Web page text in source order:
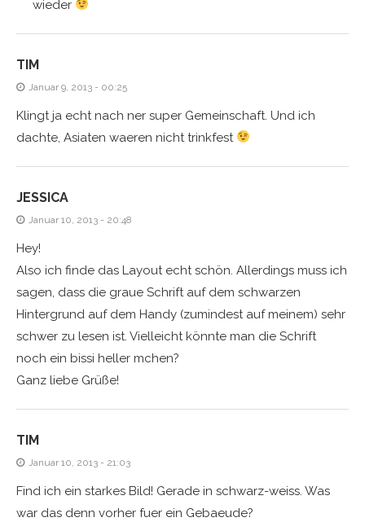
wieder
TIM
Januar 9, 2013 - 00:25
Klingt ja echt nach ner super Gemeinschaft. Und ich
dachte, Asiaten waeren nicht trinkfest
JESSICA
Januar 10, 2013 - 20:48
Hey!
Also ich finde das Layout echt schön. Allerdings muss ich
sagen, dass die graue Schrift auf dem schwarzen
Hintergrund auf dem Handy (zumindest auf meinem) sehr
schwer zu lesen ist. Vielleicht könnte man die Schrift
noch ein bissi heller mchen?
Ganz liebe Grüße!
TIM
Januar 10, 2013 - 21:03
Find ich ein starkes Bild! Gerade in schwarz-weiss. Was
war das denn vorher fuer ein Gebaeude?